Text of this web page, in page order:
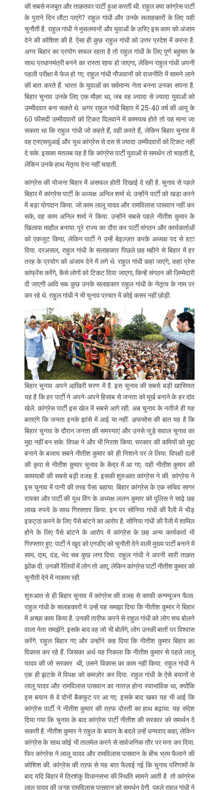
की सबसे मजबूत और ताक़तवर पार्टी हुआ करती थी. राहुल क्या कांग्रेस पार्टी
के पुराने दिन लौटा पाएंगे? राहुल गांधी और उनके सलाहकारों के लिए यही
चुनौती है. राहुल गांधी ने मुसलमानों और युवाओं के ज़रिए इस काम को अंजाम
देने की कोशिश की है. ऐसा ही कुछ राहुल गांधी को उत्तर प्रदेश में करना है.
अगर बिहार का प्रयोग सफल रहता है तो राहुल गांधी के लिए पूर्ण बहुमत के
साथ प्रधानमंत्री बनने का रास्ता सा़फ हो जाएगा, लेकिन राहुल गांधी अपनी
पहली परीक्षा में फेल हो गए. राहुल गांधी नौजवानों को राजनीति में सामने लाने
की बात करते हैं. भारत के युवाओं का सर्वमान्य नेता बनना उनका सपना है.
बिहार चुनाव उनके लिए एक मौक़ा था, जब वह ज़्यादा से ज़्यादा युवाओं को
उम्मीदवार बना सकते थे. अगर राहुल गांधी बिहार में 25-40 वर्ष की आयु के
60 फीसदी उम्मीदवारों को टिकट दिलवाने में कामयाब होते तो यह माना जा
सकता था कि राहुल गांधी जो कहते हैं, वही करते हैं, लेकिन बिहार चुनाव में
वह एनएसयूआई और यूथ कांग्रेस से दस से ज़्यादा उम्मीदवारों को टिकट नहीं
दे सके. इसका मतलब यह है कि कांग्रेस पार्टी युवाओं से समर्थन तो चाहती है,
लेकिन उनके हाथ नेतृत्व देना नहीं चाहती.
कांग्रेस की योजना बिहार में असफल होती दिखाई दे रही है. चुनाव से पहले
बिहार में कांग्रेस पार्टी के अध्यक्ष अनिल शर्मा थे. उन्होंने पार्टी को खड़ा करने
में बड़ा योगदान किया. जो काम लालू यादव और रामविलास पासवान नहीं कर
सके, वह काम अनिल शर्मा ने किया. उन्होंने सबसे पहले नीतीश कुमार के
खिलाफ माहौल बनाया. पूरे राज्य का दौरा कर पार्टी संगठन और कार्यकर्ताओं
को एकजुट किया, लेकिन पार्टी ने उन्हें बेइज़्ज़त करके अध्यक्ष पद से हटा
दिया. दरअसल, राहुल गांधी के सलाहकार पिछले छह महीने से बिहार में हर
तरह के प्रयोग को अंजाम देने में लगे थे. राहुल गांधी कहां जाएंगे, कहां प्रेस
कांफ्रेंस करेंगे, कैसे लोगों को टिकट दिया जाएगा, किन्हें संगठन की ज़िम्मेदारी
दी जाएगी आदि सब कुछ उनके सलाहकार राहुल गांधी के नेतृत्व के नाम पर
कर रहे थे. राहुल गांधी ने भी चुनाव प्रचार में कोई कसर नहीं छोड़ी.
बिहार चुनाव अपने आ़खिरी चरण में है. इस चुनाव की सबसे बड़ी खासियत
यह है कि हर पार्टी ने अपने-अपने हिसाब से जनता को मूर्ख बनाने के हर दांव
खेले. कांग्रेस पार्टी इस खेल में सबसे आगे रही. अब चुनाव के नतीजे ही यह
बताएंगे कि जनता इनके झांसे में आई या नहीं. अ़फसोस की बात यह है कि
बिहार चुनाव के दौरान जनता की समस्याएं और उनसे जुड़े सवाल चुनाव का
मुद्दा नहीं बन सके. विपक्ष ने और भी निराश किया. सरकार की कमियों को मुद्दा
बनाने के बजाय सबने नीतीश कुमार को ही निशाने पर ले लिया. विपक्षी दलों
की कृपा से नीतीश कुमार चुनाव के केंद्र में आ गए. यही नीतीश कुमार की
कामयाबी की सबसे बड़ी वजह है. इसकी शुरुआत कांग्रेस ने की. कांग्रेस ने
इस चुनाव में पानी की तरह पैसा बहाया. बिहार कांग्रेस के एक सचिव सागर
रायका और पार्टी की यूथ विंग के अध्यक्ष ललन कुमार को पुलिस ने साढ़े छह
लाख रुपये के साथ गिरफ़्तार किया. इन पर सोनिया गांधी की रैली में भीड़
इकट्ठा करने के लिए पैसे बांटने का आरोप है. सोनिया गांधी की रैली में शामिल
होने के लिए पैसे बांटने के आरोप में कांग्रेस के छह अन्य कार्यकर्ता भी
गिरफ्तार हुए. पार्टी ने खुद को एनडीए को चुनौती देने वाली मुख्य पार्टी बनाने में
साम, दाम, दंड, भेद सब कुछ लगा दिया. राहुल गांधी ने अपनी सारी ताक़त
झोंक दी. उनकी रैलियों में लोग तो आए, लेकिन कांग्रेस पार्टी नीतीश कुमार को
चुनौती देने में नाकाम रही.
शुरुआत से ही बिहार चुनाव में कांग्रेस की वजह से काफी कन्फ्यूजन फैला.
राहुल गांधी के सलाहकारों ने उन्हें यह समझा दिया कि नीतीश कुमार ने बिहार
में अच्छा काम किया है. उनकी तारी़फ करने से राहुल गांधी को लोग सच बोलने
वाला नेता समझेंगे. इसके बाद वह जो भी बोलेंगे, लोग उनकी बातों पर विश्वास
करेंगे. राहुल बिहार गए और उन्होंने कह दिया कि नीतीश कुमार बिहार का
विकास कर रहे हैं. जिसका अर्थ यह निकला कि नीतीश कुमार से पहले लालू
यादव की जो सरकार थी, उसने विकास का काम नहीं किया. राहुल गांधी ने
एक ही झटके में विपक्ष को कमज़ोर कर दिया. राहुल गांधी के ऐसे बयानों से
लालू यादव और रामविलास पासवान का नाराज़ होना स्वाभाविक था, क्योंकि
इस बयान से वे दोनों बैकफुट पर आ गए. इसके बाद खबर यह भी आई कि
कांग्रेस पार्टी ने नीतीश कुमार की तऱफ दोस्ती का हाथ बढ़ाया. यह संदेश
दिया गया कि चुनाव के बाद कांग्रेस पार्टी नीतीश की सरकार को समर्थन दे
सकती है. नीतीश कुमार ने राहुल के बयान के बदले उन्हें धन्यवाद कहा, लेकिन
कांग्रेस के साथ कोई भी तालमेल करने से सार्वजनिक तौर पर मना कर दिया.
फिर कांग्रेस ने लालू यादव और रामविलास पासवान के बीच भ्रम फैलाने की
कोशिश की. कांग्रेस की तऱफ से यह बात फैलाई गई कि चुनाव परिणामों के
बाद यदि बिहार में त्रिशंकु विधानसभा की स्थिति सामने आती है तो कांग्रेस
लालू यादव की जगह रामविलास पासवान को समर्थन देगी. पहले राहुल गांधी ने